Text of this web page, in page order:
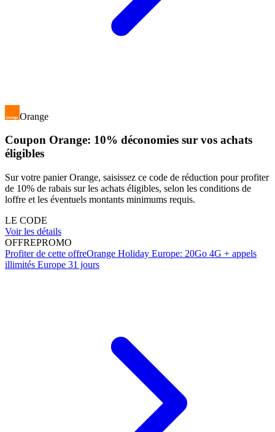
Orange
Coupon Orange: 10% déconomies sur vos achats
éligibles
Sur votre panier Orange, saisissez ce code de réduction pour profiter
de 10% de rabais sur les achats éligibles, selon les conditions de
loffre et les éventuels montants minimums requis.
LE CODE
Voir les détails
OFFREPROMO
Profiter de cette offreOrange Holiday Europe: 20Go 4G + appels
illimités Europe 31 jours